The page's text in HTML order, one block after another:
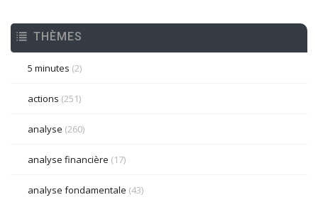
THÈMES
5 minutes (2)
actions (251)
analyse (260)
analyse financière (17)
analyse fondamentale (43)